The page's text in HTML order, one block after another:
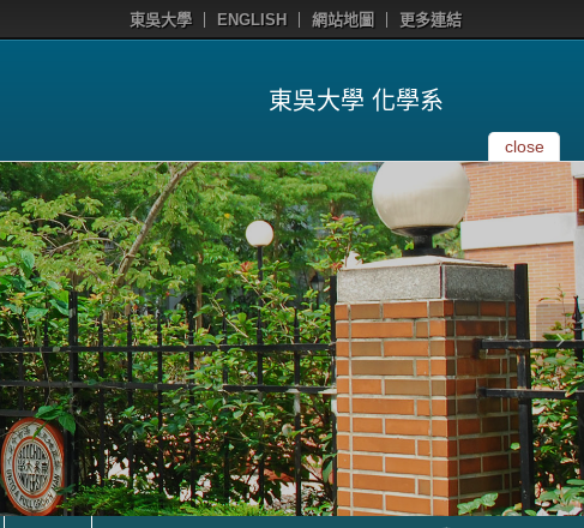
東吳大學 ENGLISH 網站地圖 更多連結
東吳大學 化學系
close